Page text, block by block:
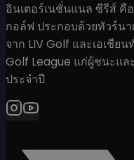
อินเตอร์เนชั่นแนล ซีรีส์ คื
กอล์ฟ ประกอบด้วยทัวร์น
จาก LIV Golf และเอเชีย
Golf League แก่ผู้ชนะแ
ประจำปี